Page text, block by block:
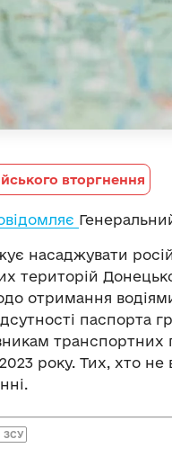
вторгнення
насаджувати
територій
отримання
паспорта
транспортних
року. Тих, хто не
ЗСУ